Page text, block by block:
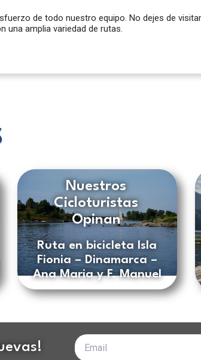
de todo nuestro equipo. No dejes de
una amplia variedad de rutas.
Nuestros
Cicloturistas
Opinan
Ruta en bicicleta Isla
Fionia – Dinamarca –
Ana Maria y F. Manuel
Tu
correo